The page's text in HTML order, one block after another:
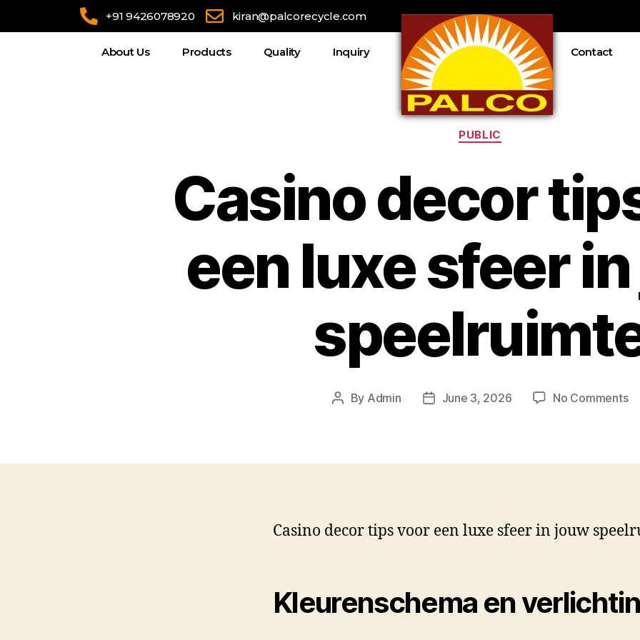
+91 9426078920 kiran@palcorecycle.com
About Us Products Quality Inquiry Contact
PUBLIC
Casino decor
een luxe sfeer
By Admin June 3, 2026 No Comments
Casino decor tips voor een luxe sfeer in jouw
Kleurenschema en